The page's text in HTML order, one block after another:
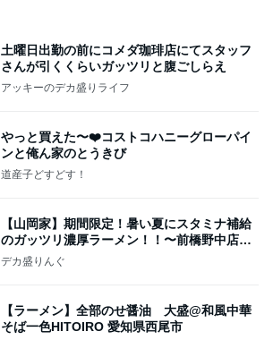
土曜日出勤の前にコメダ珈琲店にてスタッフ
さんが引くくらいガッツリと腹ごしらえ
アッキーのデカ盛りライフ
やっと買えた〜❤️コストコハニーグローパイ
ンと俺ん家のとうきび
道産子どすどす！
【山岡家】期間限定！暑い夏にスタミナ補給
のガッツリ濃厚ラーメン！！〜前橋野中店さ
ん〜
デカ盛りんぐ
【ラーメン】全部のせ醤油 大盛@和風中華
そば一色HITOIRO 愛知県西尾市